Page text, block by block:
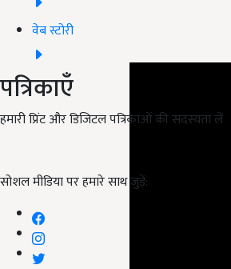
वेब स्टोरी
पत्रिकाएँ
हमारी प्रिंट और डिजिटल पत्रिकाओं की सदस्यता लें
सोशल मीडिया पर हमारे साथ जुड़ें: